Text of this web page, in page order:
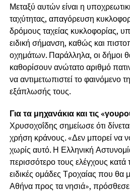
Μεταξύ αυτών είναι η
ταχύτητας, απαγόρευση
δρόμους ταχείας κυκλοφορίας,
ειδική σήμανση, καθώς και
οχημάτων. Παράλληλα, οι δήμοι
καθορίσουν ανώτατο αριθμό
να αντιμετωπιστεί το φαινόμενο
εξάπλωσής τους.
Για τα μηχανάκια και τις
Χρυσοχοΐδης σημείωσε ότι
χρήση κράνους. «Δεν μπορεί να
χωρίς αυτό. Η Ελληνική
περισσότερο τους ελέγχους κατά
ειδικές ομάδες Τροχαίας που θα
Αθήνα προς τα νησιά»,